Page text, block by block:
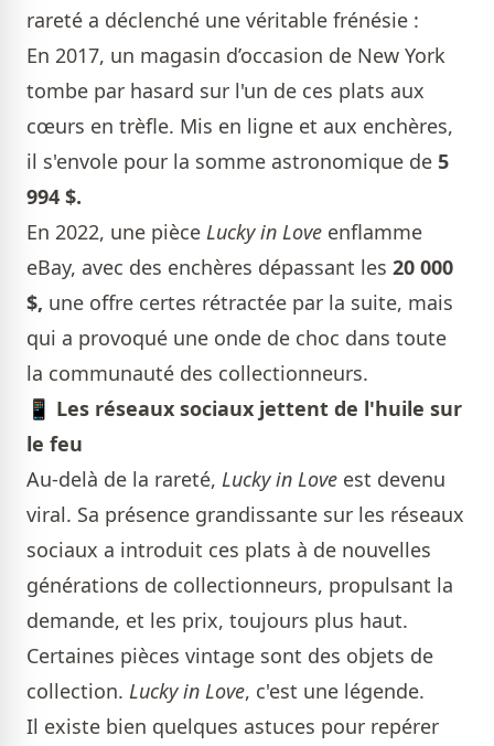
rareté a déclenché une véritable frénésie :
En 2017, un magasin d’occasion de New York
tombe par hasard sur l'un de ces plats aux
cœurs en trèfle. Mis en ligne et aux enchères,
il s'envole pour la somme astronomique de 5
994 $.
En 2022, une pièce Lucky in Love enflamme
eBay, avec des enchères dépassant les 20 000
$, une offre certes rétractée par la suite, mais
qui a provoqué une onde de choc dans toute
la communauté des collectionneurs.
📱 Les réseaux sociaux jettent de l'huile sur
le feu
Au-delà de la rareté, Lucky in Love est devenu
viral. Sa présence grandissante sur les réseaux
sociaux a introduit ces plats à de nouvelles
générations de collectionneurs, propulsant la
demande, et les prix, toujours plus haut.
Certaines pièces vintage sont des objets de
collection. Lucky in Love, c'est une légende.
Il existe bien quelques astuces pour repérer